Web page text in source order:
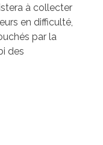
à collecter
en difficulté,
par la
des